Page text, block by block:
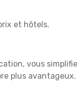
et hôtels.
vous
plus avantageux.